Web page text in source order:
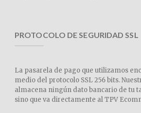
PROTOCOLO DE SEGURIDAD SSL
La pasarela de pago que utilizamos
medio del protocolo SSL 256 bits.
almacena ningún dato bancario de tu
sino que va directamente al TPV